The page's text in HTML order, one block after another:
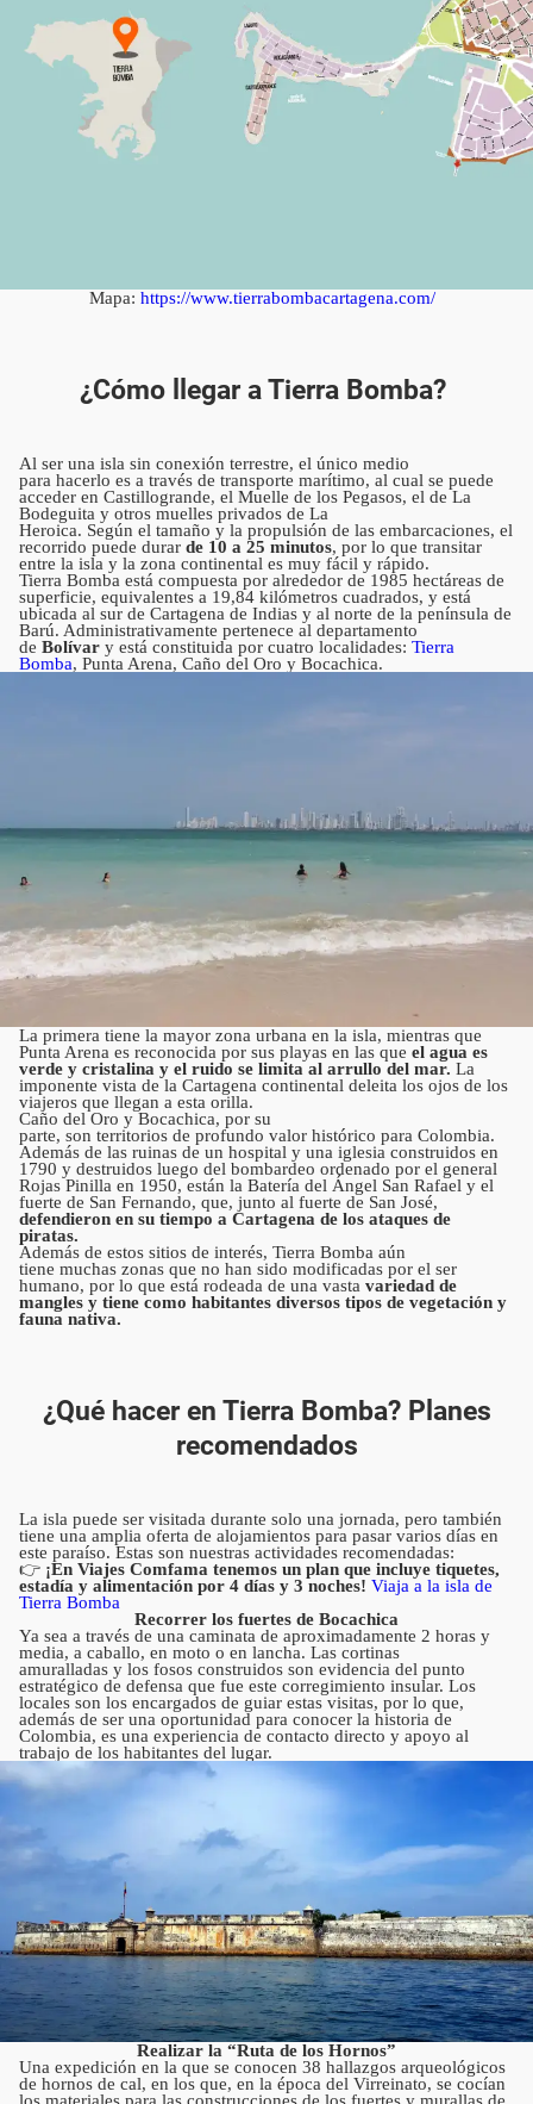
Mapa: https://www.tierrabombacartagena.com/
¿Cómo llegar a Tierra Bomba?
Al ser una isla sin conexión terrestre, el único medio
para hacerlo es a través de transporte marítimo, al cual se puede
acceder en Castillogrande, el Muelle de los Pegasos, el de La
Bodeguita y otros muelles privados de La
Heroica. Según el tamaño y la propulsión de las embarcaciones, el
recorrido puede durar de 10 a 25 minutos, por lo que transitar
entre la isla y la zona continental es muy fácil y rápido.
Tierra Bomba está compuesta por alrededor de 1985 hectáreas de
superficie, equivalentes a 19,84 kilómetros cuadrados, y está
ubicada al sur de Cartagena de Indias y al norte de la península de
Barú. Administrativamente pertenece al departamento
de Bolívar y está constituida por cuatro localidades: Tierra
Bomba, Punta Arena, Caño del Oro y Bocachica.
La primera tiene la mayor zona urbana en la isla, mientras que
Punta Arena es reconocida por sus playas en las que el agua es
verde y cristalina y el ruido se limita al arrullo del mar. La
imponente vista de la Cartagena continental deleita los ojos de los
viajeros que llegan a esta orilla.
Caño del Oro y Bocachica, por su
parte, son territorios de profundo valor histórico para Colombia.
Además de las ruinas de un hospital y una iglesia construidos en
1790 y destruidos luego del bombardeo ordenado por el general
Rojas Pinilla en 1950, están la Batería del Ángel San Rafael y el
fuerte de San Fernando, que, junto al fuerte de San José,
defendieron en su tiempo a Cartagena de los ataques de
piratas.
Además de estos sitios de interés, Tierra Bomba aún
tiene muchas zonas que no han sido modificadas por el ser
humano, por lo que está rodeada de una vasta variedad de
mangles y tiene como habitantes diversos tipos de vegetación y
fauna nativa.
¿Qué hacer en Tierra Bomba? Planes
recomendados
La isla puede ser visitada durante solo una jornada, pero también
tiene una amplia oferta de alojamientos para pasar varios días en
este paraíso. Estas son nuestras actividades recomendadas:
👉 ¡En Viajes Comfama tenemos un plan que incluye tiquetes,
estadía y alimentación por 4 días y 3 noches! Viaja a la isla de
Tierra Bomba
Recorrer los fuertes de Bocachica
Ya sea a través de una caminata de aproximadamente 2 horas y
media, a caballo, en moto o en lancha. Las cortinas
amuralladas y los fosos construidos son evidencia del punto
estratégico de defensa que fue este corregimiento insular. Los
locales son los encargados de guiar estas visitas, por lo que,
además de ser una oportunidad para conocer la historia de
Colombia, es una experiencia de contacto directo y apoyo al
trabajo de los habitantes del lugar.
Realizar la “Ruta de los Hornos”
Una expedición en la que se conocen 38 hallazgos arqueológicos
de hornos de cal, en los que, en la época del Virreinato, se cocían
los materiales para las construcciones de los fuertes y murallas de